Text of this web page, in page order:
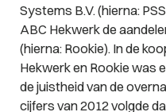
Systems B.V. (hierna:
ABC Hekwerk de
(hierna: Rookie). In de
Hekwerk en Rookie was
de juistheid van de
cijfers van 2012 volgde